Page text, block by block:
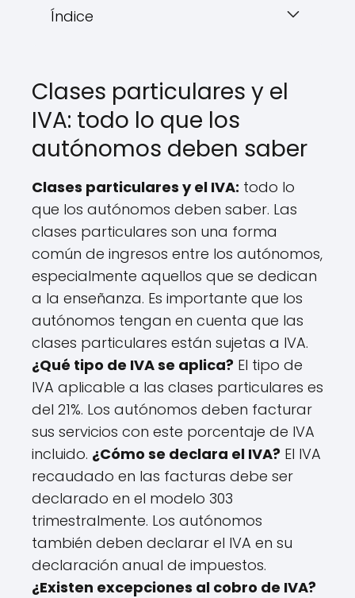
Índice
Clases particulares y el
IVA: todo lo que los
autónomos deben saber
Clases particulares y el IVA: todo lo
que los autónomos deben saber. Las
clases particulares son una forma
común de ingresos entre los autónomos,
especialmente aquellos que se dedican
a la enseñanza. Es importante que los
autónomos tengan en cuenta que las
clases particulares están sujetas a IVA.
¿Qué tipo de IVA se aplica? El tipo de
IVA aplicable a las clases particulares es
del 21%. Los autónomos deben facturar
sus servicios con este porcentaje de IVA
incluido. ¿Cómo se declara el IVA? El IVA
recaudado en las facturas debe ser
declarado en el modelo 303
trimestralmente. Los autónomos
también deben declarar el IVA en su
declaración anual de impuestos.
¿Existen excepciones al cobro de IVA?